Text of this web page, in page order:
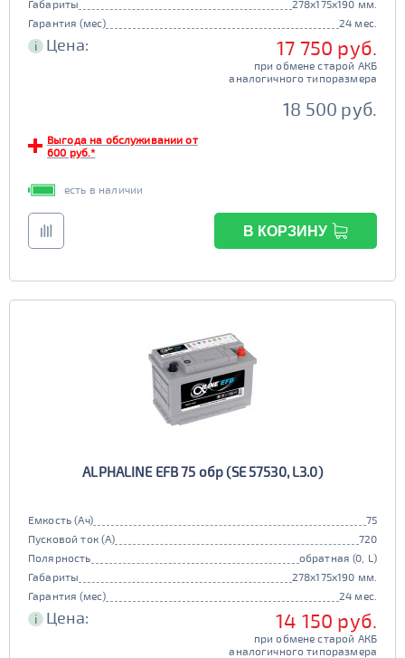
Габариты
278x175x190 мм.
Гарантия (мес)
24 мес.
i Цена: 17 750 руб.
при обмене старой АКБ
аналогичного типоразмера
18 500 руб.
Выгода на обслуживании от
600 руб.*
есть в наличии
В КОРЗИНУ
ALPHALINE EFB 75 обр (SE 57530, L3.0)
Емкость (Ач)
75
Пусковой ток (А)
720
Полярность
обратная (0, L)
Габариты
278x175x190 мм.
Гарантия (мес)
24 мес.
i Цена: 14 150 руб.
при обмене старой АКБ
аналогичного типоразмера